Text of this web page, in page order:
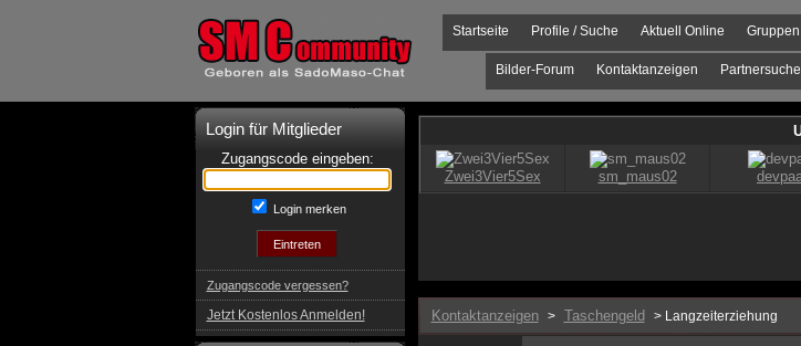
Gruppen
Aktuell Online
Profile / Suche
Startseite
Partnersuche
Kontaktanzeigen
Bilder-Forum
Login für Mitglieder
Zugangscode eingeben:
Login merken
Zugangscode vergessen?
Jetzt Kostenlos Anmelden! Kontaktanzeigen > Taschengeld > Langzeiterziehung